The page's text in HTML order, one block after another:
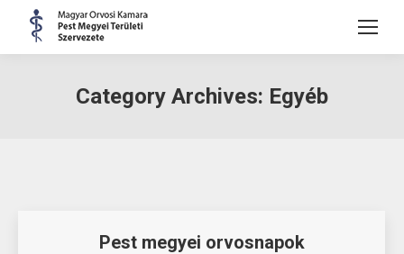
Category Archives: Egyéb
Pest megyei orvosnapok